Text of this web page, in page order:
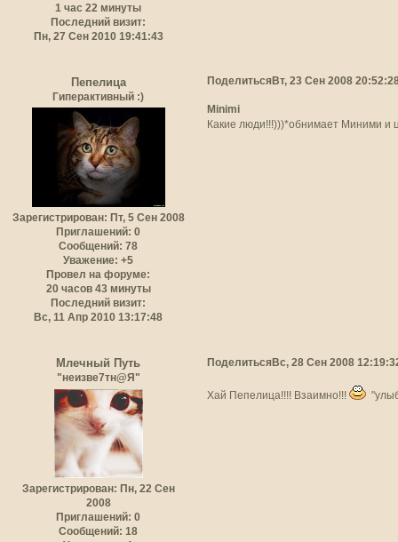
1 час 22 минуты
Последний визит:
Пн, 27 Сен 2010 19:41:43
Поделиться Вт, 23 Сен 2008
Пепелица
Гиперактивный :)
Зарегистрирован: Пт, 5 Сен 2008
Приглашений: 0
Сообщений: 78
Уважение: +5
Провел на форуме:
20 часов 43 минуты
Последний визит:
Вс, 11 Апр 2010 13:17:48
Minimi
Какие люди!!!)))*обнимает Миними и
Поделиться Вс, 28 Сен 2008
Млечный Путь
"неизве7тн@Я"
Зарегистрирован: Пн, 22 Сен
2008
Приглашений: 0
Сообщений: 18
Хай Пепелица!!!! Взаимно!!!